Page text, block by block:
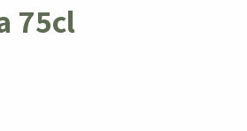
75cl